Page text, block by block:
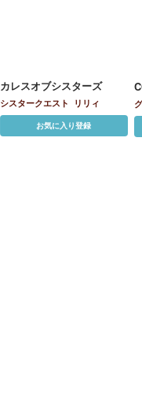
カレスオブシスターズ
シスタークエスト リリィ
お気に入り登録